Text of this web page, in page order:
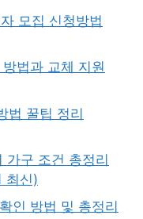
모집 신청방법
법과 교체 지원
법 꿀팁 정리
가구 조건 총정리
최신)
인 방법 및 총정리